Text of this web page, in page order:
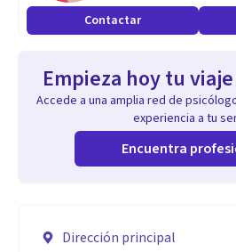
Contactar
Empieza hoy tu
Accede a una amplia red de
experiencia a tu
Encuentra
Dirección principal